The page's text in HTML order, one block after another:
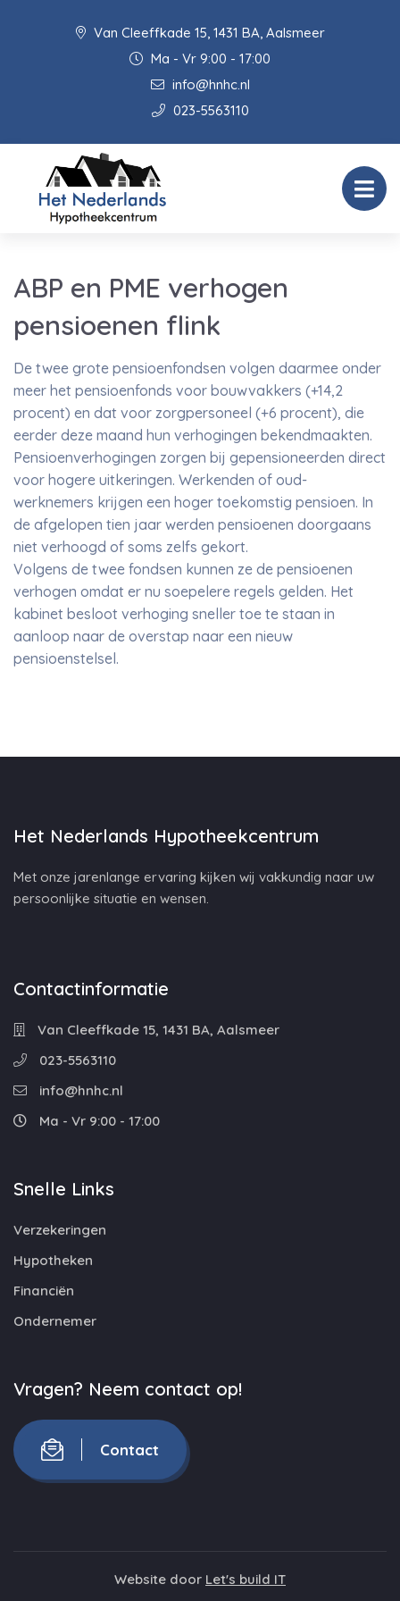
Van Cleeffkade 15, 1431 BA, Aalsmeer
Ma - Vr 9:00 - 17:00
info@hnhc.nl
023-5563110
ABP en PME verhogen
pensioenen flink
De twee grote pensioenfondsen volgen daarmee onder
meer het pensioenfonds voor bouwvakkers (+14,2
procent) en dat voor zorgpersoneel (+6 procent), die
eerder deze maand hun verhogingen bekendmaakten.
Pensioenverhogingen zorgen bij gepensioneerden direct
voor hogere uitkeringen. Werkenden of oud-
werknemers krijgen een hoger toekomstig pensioen. In
de afgelopen tien jaar werden pensioenen doorgaans
niet verhoogd of soms zelfs gekort.
Volgens de twee fondsen kunnen ze de pensioenen
verhogen omdat er nu soepelere regels gelden. Het
kabinet besloot verhoging sneller toe te staan in
aanloop naar de overstap naar een nieuw
pensioenstelsel.
Het Nederlands Hypotheekcentrum
Met onze jarenlange ervaring kijken wij vakkundig naar uw
persoonlijke situatie en wensen.
Contactinformatie
Van Cleeffkade 15, 1431 BA, Aalsmeer
023-5563110
info@hnhc.nl
Ma - Vr 9:00 - 17:00
Snelle Links
Verzekeringen
Hypotheken
Financiën
Ondernemer
Vragen? Neem contact op!
Contact
Website door Let's build IT